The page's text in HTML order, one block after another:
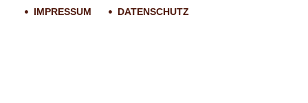
IMPRESSUM DATENSCHUTZ